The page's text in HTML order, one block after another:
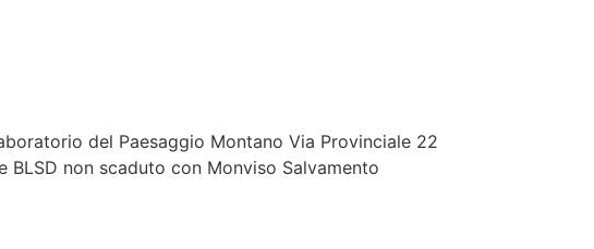
del Paesaggio Montano Via Provinciale 22
non scaduto con Monviso Salvamento